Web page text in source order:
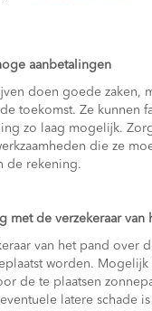
aanbetalingen
doen goede zaken,
toekomst. Ze kunnen
zo laag mogelijk.
die ze
de rekening.
met de verzekeraar van
van het pand over
worden. Mogelijk
de te plaatsen
latere schade